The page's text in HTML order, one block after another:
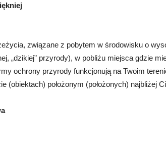
związane z pobytem w środowisku o
„dzikiej” przyrody), w pobliżu miejsca gdzie
ochrony przyrody funkcjonują na Twoim
(obiektach) położonym (położonych) najbliżej